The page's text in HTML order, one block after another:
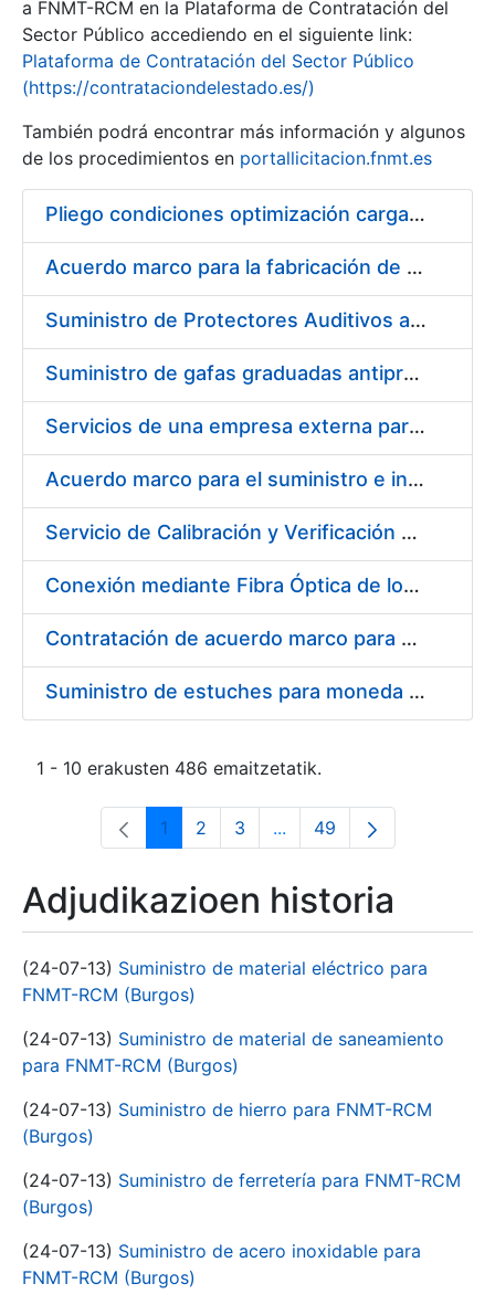
Erakutsi/Ezkutatu
a FNMT-RCM en la Plataforma de Contratación del
Sector Público accediendo en el siguiente link:
Plataforma de Contratación del Sector Público
(https://contrataciondelestado.es/)
También podrá encontrar más información y algunos
de los procedimientos en portallicitacion.fnmt.es
Pliego condiciones optimización cargas compras firmado
Acuerdo marco para la fabricación de piezas
Suministro de Protectores Auditivos a medida para las personas trabajadoras de los Centros de Trabajo de Madrid y Burgos
Suministro de gafas graduadas antiproyecciones para los trabajadores de la FNMT-RCM en los centros de trabajo de Madrid y Burgos
Servicios de una empresa externa para el asesoramiento y resolución de los recursos de alzada que se presentan relacionados con procesos de selección para la FNMT-RCM
Acuerdo marco para el suministro e instalación de persianas, estores y otros complementos
Servicio de Calibración y Verificación Externa de los Equipos de Medición del Servicio de Prevención de la FNMT-RCM
Conexión mediante Fibra Óptica de los Centros de Proceso de Datos (CPDs) de las sedes de la FNMT-RCM de Burgos y Madrid
Contratación de acuerdo marco para el Suministro de Material de Electricidad para la Fábrica Nacional de Moneda y Timbre-Real Casa de la Moneda en su centro de trabajo de Burgos
Suministro de estuches para moneda de 30 €
1 - 10 erakusten 486 emaitzetatik.
Orrialdea
1 Orrialdea
2 Orrialdea
3 ...Intermediate Pages Use
Orrialdea
49
Adjudikazioen historia
(24-07-13) Suministro de material eléctrico para
FNMT-RCM (Burgos)
(24-07-13) Suministro de material de saneamiento
para FNMT-RCM (Burgos)
(24-07-13) Suministro de hierro para FNMT-RCM
(Burgos)
(24-07-13) Suministro de ferretería para FNMT-RCM
(Burgos)
(24-07-13) Suministro de acero inoxidable para
FNMT-RCM (Burgos)